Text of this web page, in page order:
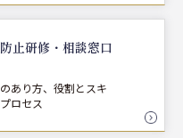
止研修・ 相談窓口
あり方、役割とスキ
ロセス